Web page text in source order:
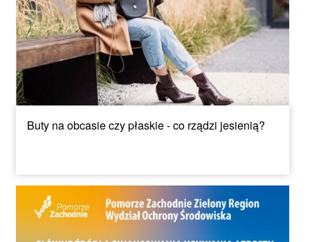
Buty na obcasie czy płaskie - co rządzi jesienią?